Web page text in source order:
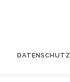
DATENSCHUTZ